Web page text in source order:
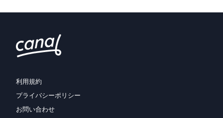
利用規約
プライバシーポリシー
お問い合わせ